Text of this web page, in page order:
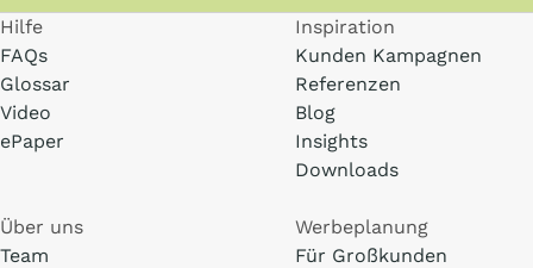
Hilfe
FAQs
Glossar
Video
ePaper
Inspiration
Kunden Kampagnen
Referenzen
Blog
Insights
Downloads
Über uns
Team
Werbeplanung
Für Großkunden